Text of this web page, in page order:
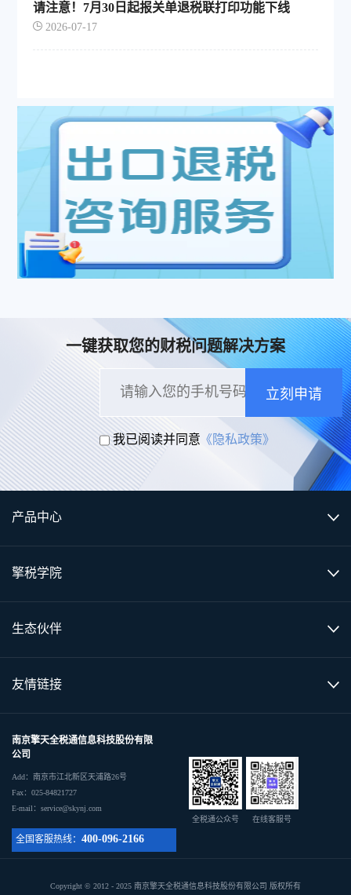
请注意！7月30日起报关单退税联打印功能下线
2026-07-17
一键获取您的财税问题解决方案
立刻申请
我已阅读并同意《隐私政策》
产品中心
擎税学院
生态伙伴
友情链接
南京擎天全税通信息科技股份有限
公司
Add：南京市江北新区天浦路26号
Fax：025-84821727
E-mail：service@skynj.com
全国客服热线： 400-096-2166
全税通公众号 在线客服号
Copyright © 2012 - 2025 南京擎天全税通信息科技股份有限公司 版权所有